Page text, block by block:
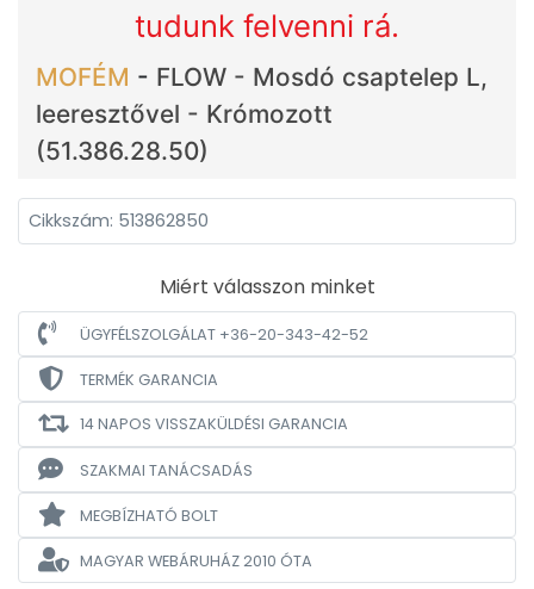
tudunk felvenni rá.
MOFÉM - FLOW - Mosdó csaptelep L,
leeresztővel - Krómozott
(51.386.28.50)
Cikkszám: 513862850
Miért válasszon minket
ÜGYFÉLSZOLGÁLAT +36-20-343-42-52
TERMÉK GARANCIA
14 NAPOS VISSZAKÜLDÉSI GARANCIA
SZAKMAI TANÁCSADÁS
MEGBÍZHATÓ BOLT
MAGYAR WEBÁRUHÁZ2010 ÓTA